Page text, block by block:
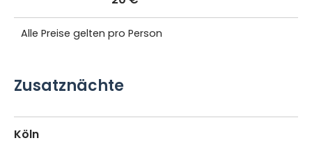
Alle Preise gelten pro Person
Zusatznächte
Köln